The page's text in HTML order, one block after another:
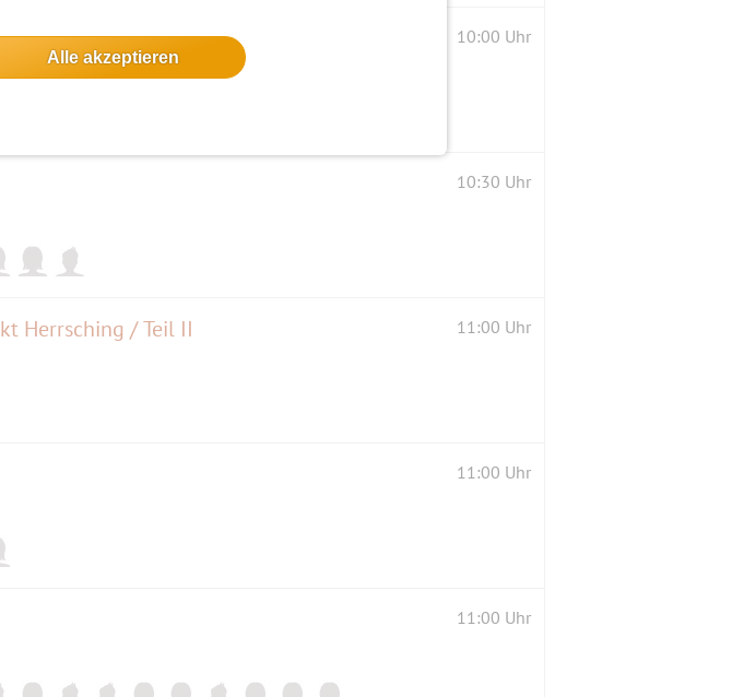
Alle akzeptieren
10:00 Uhr
10:30 Uhr
Herrsching / Teil II 11:00 Uhr
11:00 Uhr
11:00 Uhr